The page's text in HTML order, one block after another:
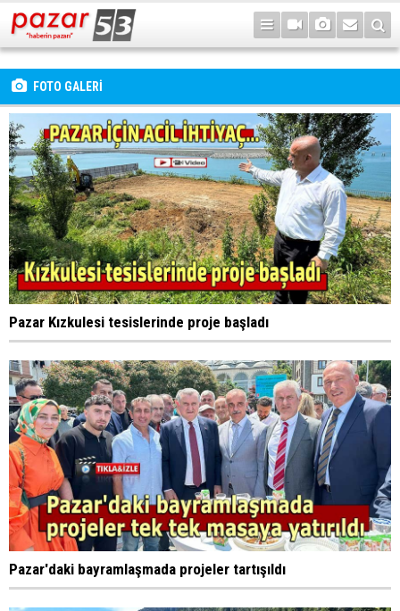
FOTO GALERİ
Pazar Kızkulesi tesislerinde proje başladı
Pazar'daki bayramlaşmada projeler tartışıldı